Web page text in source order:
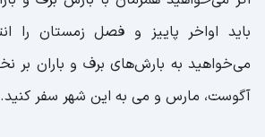
باید اواخر پاییز و فصل زمستان را
می‌خواهید به بارش‌های برف و باران بر
آگوست، مارس و می به این شهر سفر کنید.